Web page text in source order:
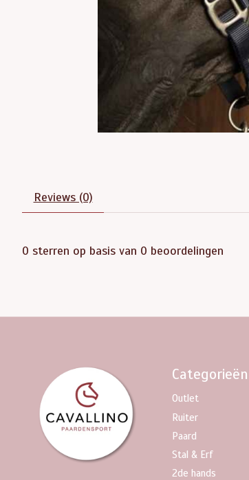
Reviews (0)
0 sterren op basis van 0 beoordelingen
Categorieën
Outlet
Ruiter
Paard
Stal & Erf
2de hands